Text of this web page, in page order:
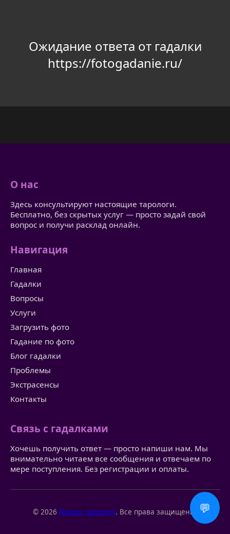
Ожидание ответа от гадалки
https://fotogadanie.ru/
О нас
Здесь консультируют настоящие тарологи.
Бесплатно, без скрытых услуг — просто задай свой
вопрос и получи расклад онлайн.
Навигация
Главная
Гадалки
Вопросы
Услуги
Загрузить фото
Гадание по фото
Блог гадалки
Проблемы
Экстрасенсы
Контакты
Связь с гадалками
Хочешь получить ответ — просто напиши нам. Мы
внимательно читаем все сообщения и отвечаем по
мере поступления. Без регистрации и оплаты.
© 2026 Вопрос тарологу. Все права защищены. 💬